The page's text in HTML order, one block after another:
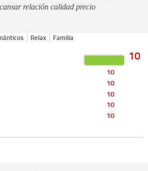
relación calidad precio
Relax Familia
10
10
10
10
10
10